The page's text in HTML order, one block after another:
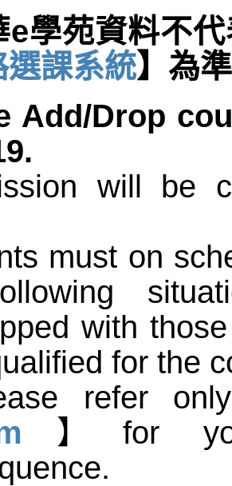
學苑資料不
選課系統】為
Add/Drop
will be
must on
with
for the
refer
】for